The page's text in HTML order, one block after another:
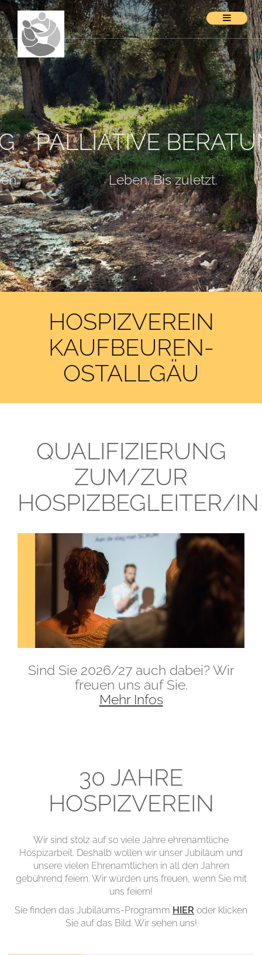
PALLIATIVE BERATUNG
Leben. Bis zuletzt.
HOSPIZVEREIN
KAUFBEUREN-
OSTALLGÄU
QUALIFIZIERUNG
ZUM/ZUR
HOSPIZBEGLEITER/IN
Sind Sie 2026/27 auch dabei? Wir
freuen uns auf Sie.
Mehr Infos
30 JAHRE
HOSPIZVEREIN
Wir sind stolz auf so viele Jahre ehrenamtliche
Hospizarbeit. Deshalb wollen wir unser Jubiläum und
unsere vielen Ehrenamtlichen in all den Jahren
gebührend feiern. Wir würden uns freuen, wenn Sie mit
uns feiern!
Sie finden das Jubiläums-Programm HIER oder klicken
Sie auf das Bild. Wir sehen uns!